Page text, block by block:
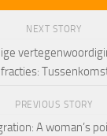
NEXT STORY
fracties:
PREVIOUS STORY
A woman’s